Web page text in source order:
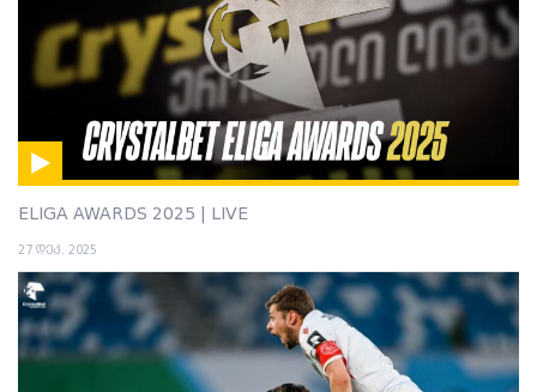
ELIGA AWARDS 2025 | LIVE
27 დეკ. 2025